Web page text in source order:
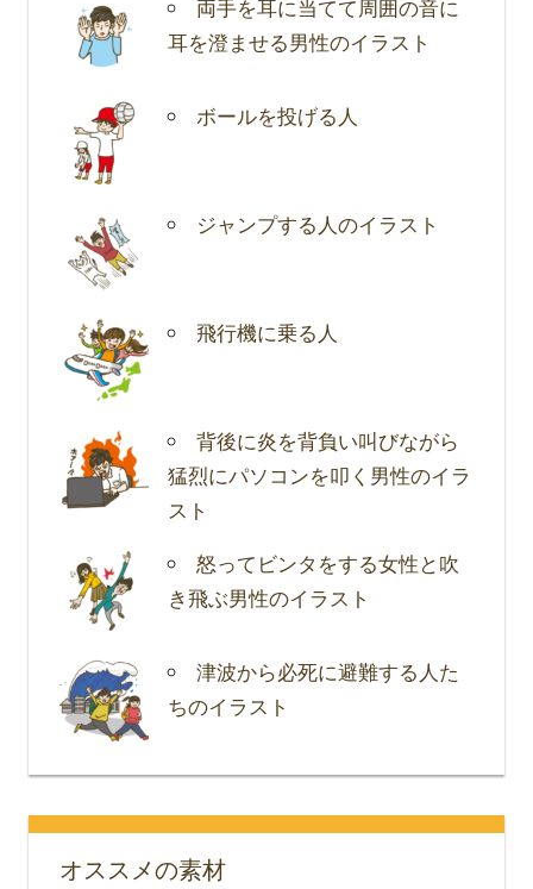
両手を耳に当てて周囲の音に
耳を澄ませる男性のイラスト
ボールを投げる人
ジャンプする人のイラスト
飛行機に乗る人
背後に炎を背負い叫びながら
猛烈にパソコンを叩く男性のイラ
スト
怒ってビンタをする女性と吹
き飛ぶ男性のイラスト
津波から必死に避難する人た
ちのイラスト
オススメの素材